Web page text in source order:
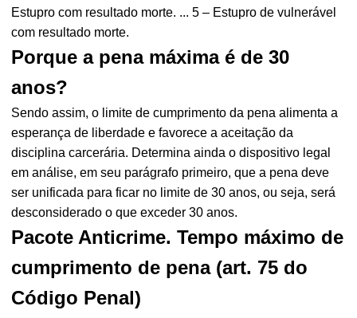
Estupro com resultado morte. ... 5 – Estupro de vulnerável
com resultado morte.
Porque a pena máxima é de 30
anos?
Sendo assim, o limite de cumprimento da pena alimenta a
esperança de liberdade e favorece a aceitação da
disciplina carcerária. Determina ainda o dispositivo legal
em análise, em seu parágrafo primeiro, que a pena deve
ser unificada para ficar no limite de 30 anos, ou seja, será
desconsiderado o que exceder 30 anos.
Pacote Anticrime. Tempo máximo de
cumprimento de pena (art. 75 do
Código Penal)